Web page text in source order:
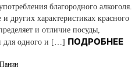
благородного алкоголя.
других характеристиках красного
и отличие посуды,
для одного и […] ПОДРОБНЕЕ